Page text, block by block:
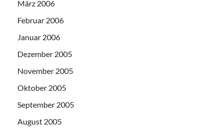
März 2006
Februar 2006
Januar 2006
Dezember 2005
November 2005
Oktober 2005
September 2005
August 2005